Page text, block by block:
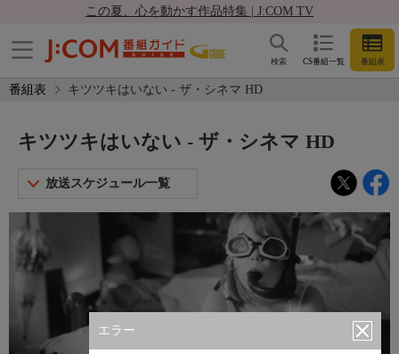
この夏、心を動かす作品特集 | J:COM TV
CS番組一覧 番組表
検索
番組表 キツツキはいない - ザ・シネマ HD
エラー
キツツキはいない - ザ・シネマ HD
放送スケジュール一覧